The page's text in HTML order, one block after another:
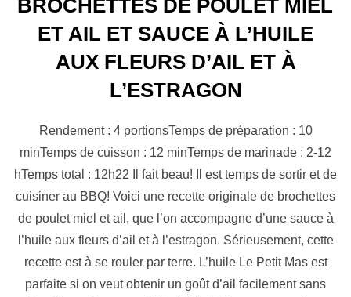
BROCHETTES DE POULET MIEL
ET AIL ET SAUCE À L’HUILE
AUX FLEURS D’AIL ET À
L’ESTRAGON
Rendement : 4 portionsTemps de préparation : 10
minTemps de cuisson : 12 minTemps de marinade : 2-12
hTemps total : 12h22 Il fait beau! Il est temps de sortir et de
cuisiner au BBQ! Voici une recette originale de brochettes
de poulet miel et ail, que l’on accompagne d’une sauce à
l’huile aux fleurs d’ail et à l’estragon. Sérieusement, cette
recette est à se rouler par terre. L’huile Le Petit Mas est
parfaite si on veut obtenir un goût d’ail facilement sans